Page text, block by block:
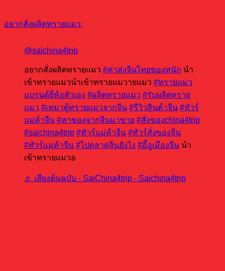
อยากสั่งผลิตทรายแมว
@saichina4trip
อยากสั่งผลิตทรายแมว #ค่าส่งจีนไทยของหนัก นำ
เข้าทรายแมวนําเข้าทรายแมวายแมว #ทรายแมว
แบรนด์ยี่ห้อตัวเอง #ผลิตทรายแมว #รับผลิตทราย
แมว #เหมาตู้ทรายแมวจากจีน #รีวิวสินค้าจีน #ทัวร์
แม่ค้าจีน #หาของจากจีนมาขาย #สั่งของchina4trip
#saichina4trip #ทัวร์แม่ค้าจีน #ทัวร์สั่งของจีน
#ทัวร์แม่ค้าจีน #ไปตลาดจีนยังไง #อี้อูเมืองจีน นํา
เข้าทรายแมวอ
♬ เสียงต้นฉบับ - SaiChina4trip - Saichina4trip